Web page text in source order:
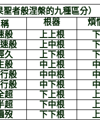
者般涅槃的九種區分）
根器 煩
般 上上根
般
上中根
久
上下根
般 中上根
般
中中根
般
中下根
超 下上根
超
下中根
歿
下下根